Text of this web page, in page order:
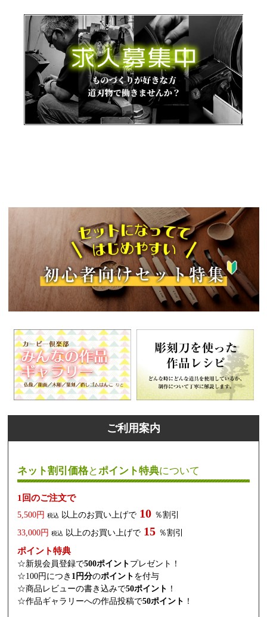
ご利用案内
ネット割引価格とポイント特典について
1回のご注文で
5,500円 税込 以上のお買い上げで 10 ％割引
33,000円 税込 以上のお買い上げで 15 ％割引
ポイント特典
☆新規会員登録で500ポイント プレゼント！
☆100円につき 1円分のポイント を付与
☆商品レビューの書き込みで50ポイント ！
☆作品ギャラリーへの作品投稿で50ポイント ！